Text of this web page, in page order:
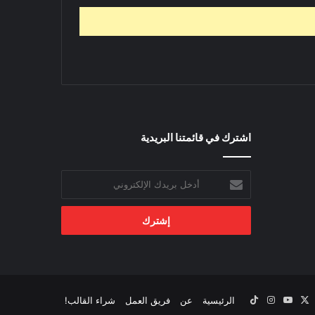
اشترك في قائمتنا البريدية
بريدك
الإلكتروني
الرئيسية عن فريق العمل شراء القالب! ‫YouTubeانستقرام‫TikTok